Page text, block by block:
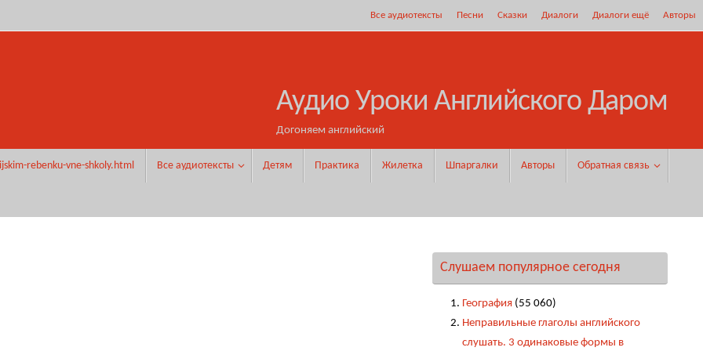
Все аудиотексты Песни Сказки Диалоги Диалоги ещё Авторы
Аудио Уроки Английского Даром
Догоняем английский
rebenku-vne-shkoly.html Все аудиотексты Детям Практика Жилетка Шпаргалки Авторы Обратная связь
Слушаем популярное сегодня
География (55 060)
Неправильные глаголы английского
слушать. 3 одинаковые формы в